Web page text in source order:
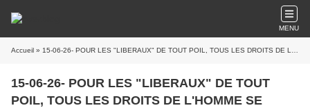
MENU
Accueil » 15-06-26- POUR LES "LIBERAUX" DE TOUT POIL, TOUS LES DROITS DE L'HOMME SE RESUMENT A CELUI-CI : LE DROIT DE S'ENRICHIER EN EXPLOITANT D'AUTRES HOMMES." (MANUEL)
15-06-26- POUR LES "LIBERAUX" DE TOUT
POIL, TOUS LES DROITS DE L'HOMME SE